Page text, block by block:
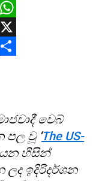
Facebook
WhatsApp
X
වෙබ්
පල වූ ‘The US-
යන හිසින්
ඉදිරිදර්ශන